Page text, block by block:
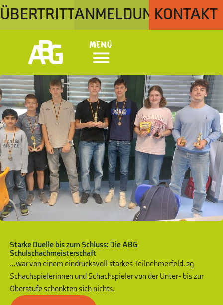
ÜBERTRITTANMELDUNGKONTAKT
Menü
Starke Duelle bis zum Schluss: Die ABG
Schulschachmeisterschaft
… war von einem eindrucksvoll starkes Teilnehmerfeld. 29
Schachspielerinnen und Schachspieler von der Unter- bis zur
Oberstufe schenkten sich nichts.